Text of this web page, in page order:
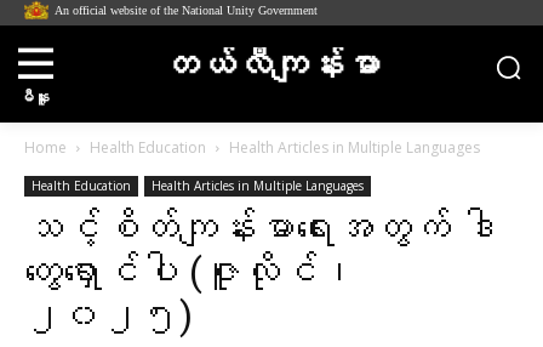
An official website of the National Unity Government
မီနူး
တယ်လီကျန်းမာ
Home Health Education Health Articles in Multiple Languages
Health Education Health Articles in Multiple Languages
သင့်စိတ်ကျန်းမာရေးအတွက် ဒါ
တွေရှောင်ပါ (ဇူလိုင်၊
၂၀၂၅)